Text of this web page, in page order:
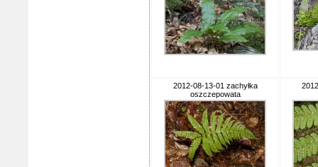
2012-08-13-01 zachyłka
oszczepowata